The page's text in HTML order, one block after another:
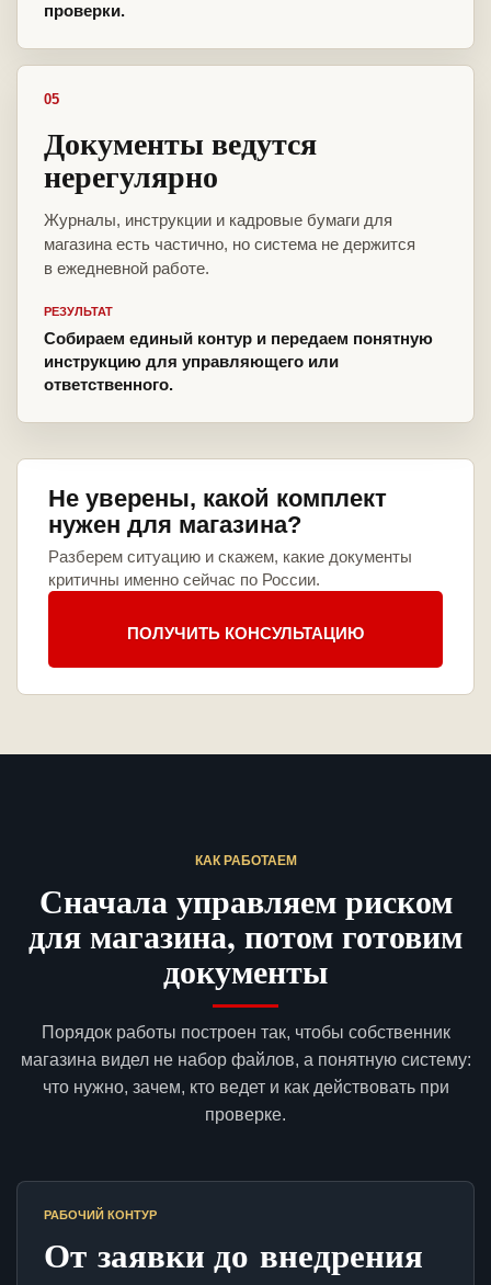
проверки.
05
Документы ведутся
нерегулярно
Журналы, инструкции и кадровые бумаги для
магазина есть частично, но система не держится
в ежедневной работе.
РЕЗУЛЬТАТ
Собираем единый контур и передаем понятную
инструкцию для управляющего или
ответственного.
Не уверены, какой комплект
нужен для магазина?
Разберем ситуацию и скажем, какие документы
критичны именно сейчас по России.
ПОЛУЧИТЬ КОНСУЛЬТАЦИЮ
КАК РАБОТАЕМ
Сначала управляем риском
для магазина, потом готовим
документы
Порядок работы построен так, чтобы собственник
магазина видел не набор файлов, а понятную систему:
что нужно, зачем, кто ведет и как действовать при
проверке.
РАБОЧИЙ КОНТУР
От заявки до внедрения